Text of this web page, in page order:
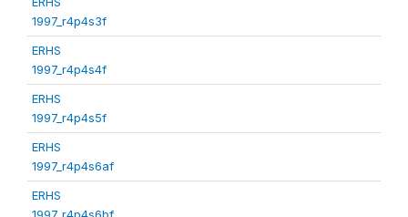
1997_r4p4s3f
ERHS
1997_r4p4s4f
ERHS
1997_r4p4s5f
ERHS
1997_r4p4s6af
ERHS
1997_r4p4s6bf